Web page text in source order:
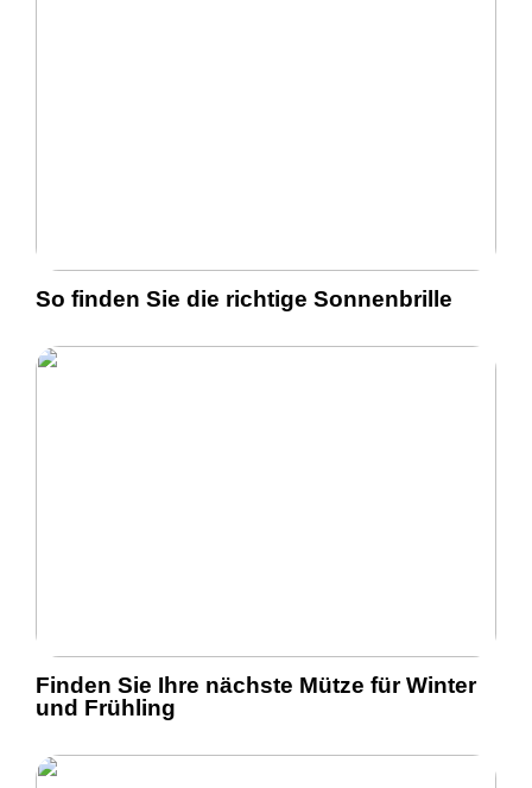
So finden Sie die richtige Sonnenbrille
Finden Sie Ihre nächste Mütze für Winter
und Frühling